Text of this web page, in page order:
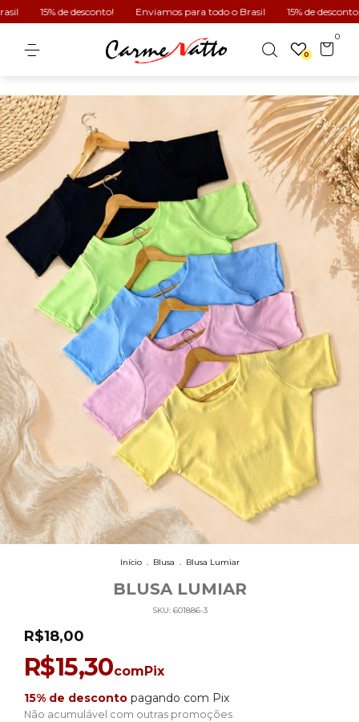
15% de desconto! Enviamos para todo o Brasil 15% de desconto!
0
0
Início . Blusa . Blusa Lumiar
BLUSA LUMIAR
SKU: 601886-3
R$18,00
R$15,30com Pix
15% de desconto pagando com Pix
Não acumulável com outras promoções